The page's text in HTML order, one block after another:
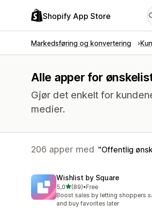
Shopify App Store
Markedsføring og konvertering
Alle apper for
Gjør det enkelt for
medier.
206 apper med Offentlig
Wishlist by Square
5,0av 5 stjerner
(89)
Totalt 89 omtaler
•Free
Boost sales by letting shoppers
and buy favorites later